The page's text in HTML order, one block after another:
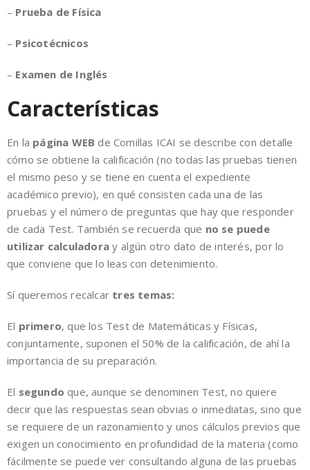
– Prueba de Física
– Psicotécnicos
– Examen de Inglés
Características
En la página WEB de Comillas ICAI se describe con detalle
cómo se obtiene la calificación (no todas las pruebas tienen
el mismo peso y se tiene en cuenta el expediente
académico previo), en qué consisten cada una de las
pruebas y el número de preguntas que hay que responder
de cada Test. También se recuerda que no se puede
utilizar calculadora y algún otro dato de interés, por lo
que conviene que lo leas con detenimiento.
Sí queremos recalcar tres temas:
El primero, que los Test de Matemáticas y Físicas,
conjuntamente, suponen el 50% de la calificación, de ahí la
importancia de su preparación.
El segundo que, aunque se denominen Test, no quiere
decir que las respuestas sean obvias o inmediatas, sino que
se requiere de un razonamiento y unos cálculos previos que
exigen un conocimiento en profundidad de la materia (como
fácilmente se puede ver consultando alguna de las pruebas